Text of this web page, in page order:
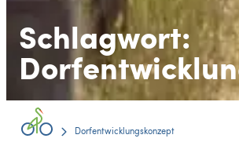
Schlagwort:
Dorfentwicklungskonzept